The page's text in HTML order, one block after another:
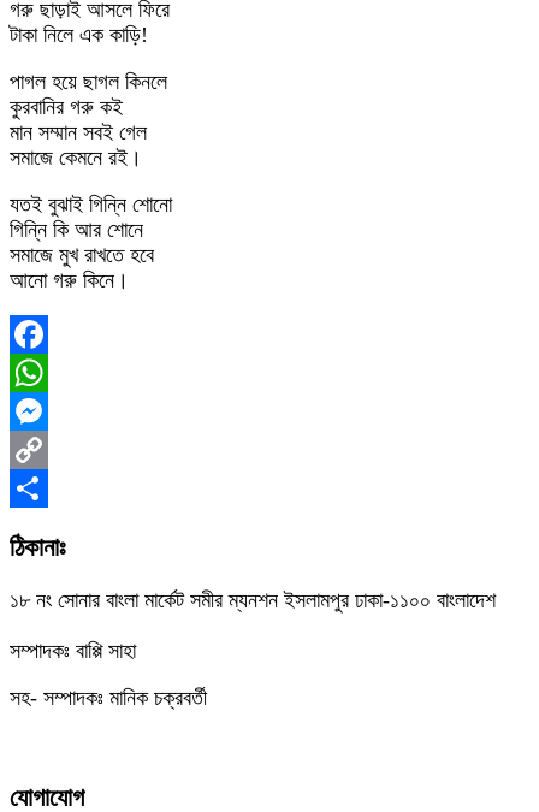
গরু ছাড়াই আসলে ফিরে
টাকা নিলে এক কাড়ি!
পাগল হয়ে ছাগল কিনলে
কুরবানির গরু কই
মান সম্মান সবই গেল
সমাজে কেমনে রই।
যতই বুঝাই গিন্নি শোনো
গিন্নি কি আর শোনে
সমাজে মুখ রাখতে হবে
আনো গরু কিনে।
Facebook
WhatsApp
Messenger
Copy
Link
Share
ঠিকানাঃ
১৮ নং সোনার বাংলা মার্কেট সমীর ম্যনশন ইসলামপুর ঢাকা-১১০০ বাংলাদেশ
সম্পাদকঃ বাপ্পি সাহা
সহ- সম্পাদকঃ মানিক চক্রবর্তী
যোগাযোগ